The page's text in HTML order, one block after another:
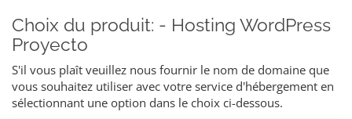
Choix du produit: - Hosting WordPress
Proyecto
S'il vous plaît veuillez nous fournir le nom de domaine que
vous souhaitez utiliser avec votre service d'hébergement en
sélectionnant une option dans le choix ci-dessous.